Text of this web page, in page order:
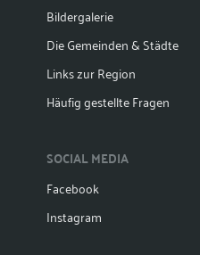
Bildergalerie
Die Gemeinden & Städte
Links zur Region
Häufig gestellte Fragen
SOCIAL MEDIA
Facebook
Instagram